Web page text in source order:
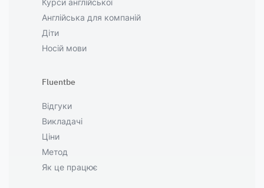
Курси англійської
Англійська для компаній
Діти
Носій мови
Fluentbe
Відгуки
Викладачі
Ціни
Метод
Як це працює